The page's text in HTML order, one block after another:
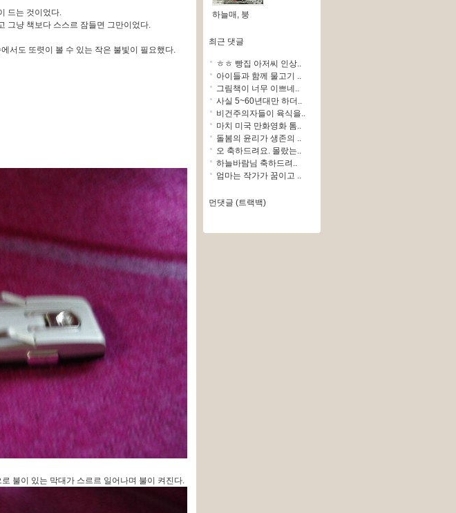
드는 것이었다.
그냥 책보다 스스르 잠들면 그만이었다.
서도 또렷이 볼 수 있는 작은 불빛이 필요했다.
불이 있는 막대가 스르르 일어나며 불이 켜진다.
하늘매, 붕
최근 댓글
ㅎㅎ 빵집 아저씨 인상..
아이들과 함께 물고기 ..
그림책이 너무 이쁘네..
사실 5~60년대만 하더..
비건주의자들이 육식을..
마치 미국 만화영화 톰..
돌봄의 윤리가 생존의 ..
오 축하드려요. 몰랐는..
하늘바람님 축하드려..
엄마는 작가가 꿈이고 ..
먼댓글 (트랙백)